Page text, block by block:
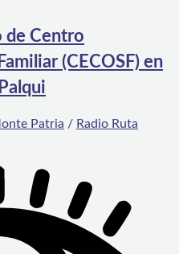
de Centro
(CECOSF) en
Patria / Radio Ruta